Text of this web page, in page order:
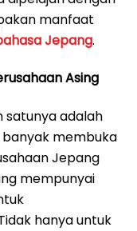
manfaat
Jepang.
Asing
satunya adalah
membuka
Jepang
mempunyai
hanya untuk